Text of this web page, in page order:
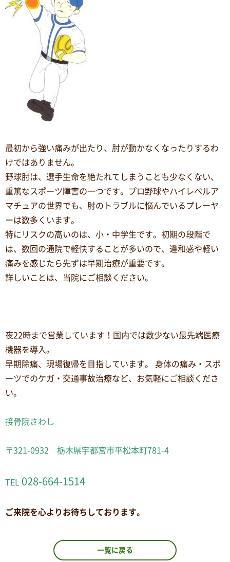
最初から強い痛みが出たり、肘が動かなくなったりするわ
けではありません。
野球肘は、選手生命を絶たれてしまうことも少なくない、
重篤なスポーツ障害の一つです。プロ野球やハイレベルア
マチュアの世界でも、肘のトラブルに悩んでいるプレーヤ
ーは数多くいます。
特にリスクの高いのは、小・中学生です。初期の段階で
は、数回の通院で軽快することが多いので、違和感や軽い
痛みを感じたら先ずは早期治療が重要です。
詳しいことは、当院にご相談ください。
夜22時まで営業しています！国内では数少ない最先端医療
機器を導入。
早期除痛、現場復帰を目指しています。 身体の痛み・スポ
ーツでのケガ・交通事故治療など、お気軽にご相談くださ
い。
接骨院さわし
〒321-0932 栃木県宇都宮市平松本町781-4
TEL 028-664-1514
ご来院を心よりお待ちしております。
一覧に戻る